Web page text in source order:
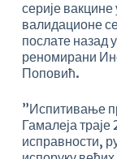
серије
валидационе
послате назад
реномирани
Поповић.
”Испитивање
Гамалеја
исправности,